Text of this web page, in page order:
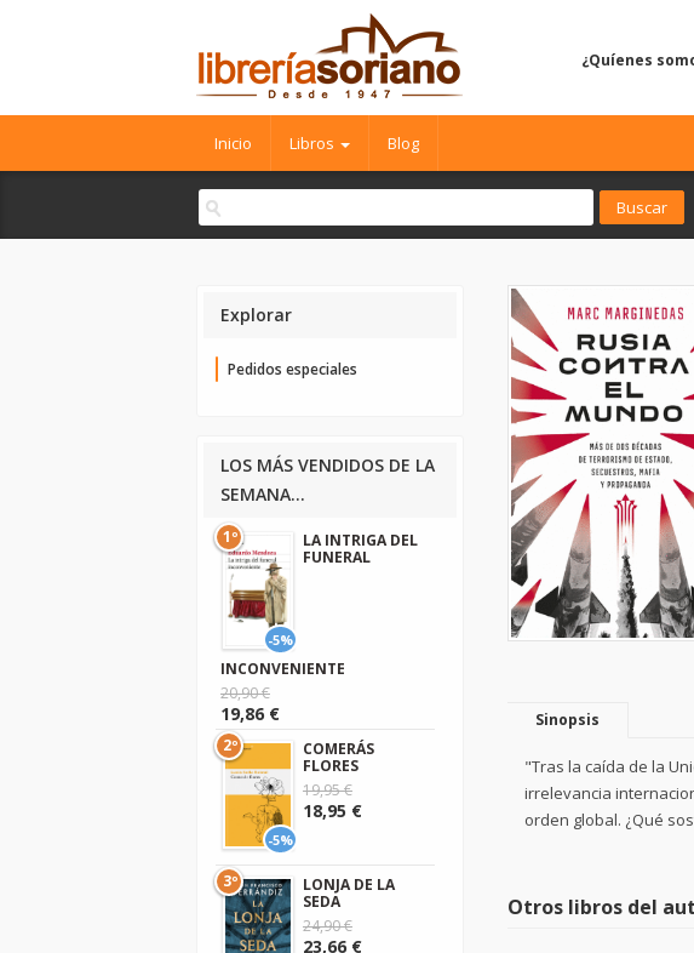
¿Quíenes
Inicio Libros Blog
Sinopsis
"Tras la caída de la
irrelevancia
orden global. ¿Qué
Otros libros del
Explorar
Pedidos especiales
LOS MÁS VENDIDOS DE LA
SEMANA...
-5%
1º
LA INTRIGA DEL
FUNERAL
INCONVENIENTE
20,90 €
19,86 €
-5%
2º
COMERÁS
FLORES
19,95 €
18,95 €
3º
LONJA DE LA
SEDA
24,90 €
23,66 €